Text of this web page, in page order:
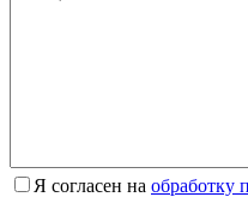
Я согласен на обработку